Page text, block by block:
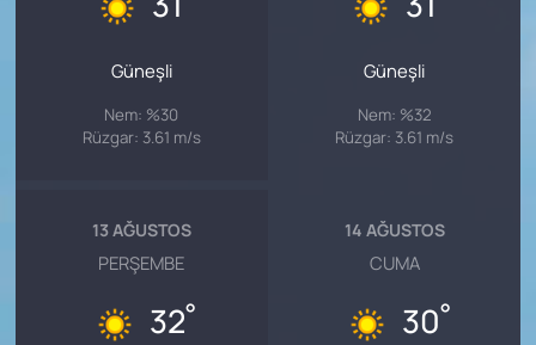
Güneşli
Nem: %30
Rüzgar: 3.61 m/s
Güneşli
Nem: %32
Rüzgar: 3.61 m/s
13 AĞUSTOS
PERŞEMBE
32°
14 AĞUSTOS
CUMA
30°